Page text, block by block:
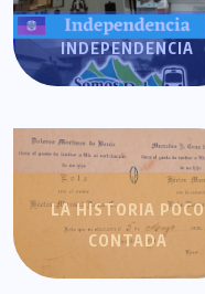
INDEPENDENCIA
LA HISTORIA POCO
CONTADA